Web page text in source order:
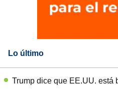
Lo último
Trump dice que EE.UU. está